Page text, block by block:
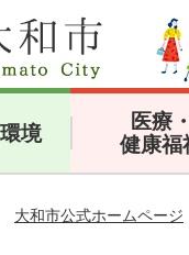
境
医療・
健康福
大和市公式ホームページ